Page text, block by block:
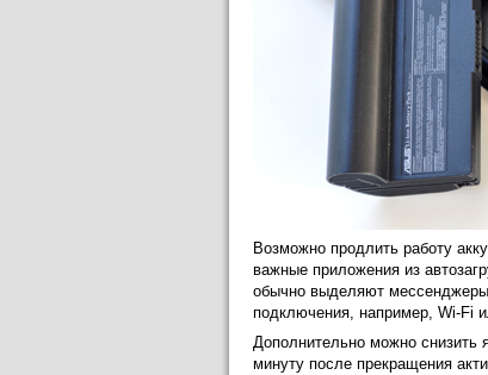
Возможно продлить работу
важные приложения из
обычно выделяют
подключения, например, Wi-Fi
Дополнительно можно снизить
минуту после прекращения